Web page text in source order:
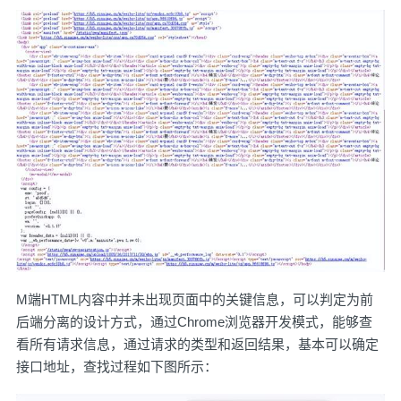
M端HTML内容中并未出现页面中的关键信息，可以判定为前
后端分离的设计方式，通过Chrome浏览器开发模式，能够查
看所有请求信息，通过请求的类型和返回结果，基本可以确定
接口地址，查找过程如下图所示：